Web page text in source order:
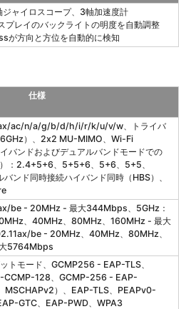
ジャイロスコープ、3軸加速度計
プレイのバックライトの明度を自動調整
が方向と方位を自動的に検知
仕様
ac/n/a/g/b/d/h/i/r/k/u/v/w、トライバ
）、2x2 MU-MIMO、Wi-Fi
バンドおよびデュアルバンドモードでの
：2.4+5+6、5+5+6、5+6、5+5、
ンド同時接続ハイバンド同時（HBS）、
be - 20MHz - 最大344Mbps、5GHz：
、40MHz、80MHz、160MHz - 最大
be - 20MHz、40MHz、80MHz、
5764Mbps
トモード、GCMP256 - EAP-TLS、
CCMP-128、GCMP-256 - EAP-
MSCHAPv2）、EAP-TLS、PEAPv0-
GTC、EAP-PWD、WPA3